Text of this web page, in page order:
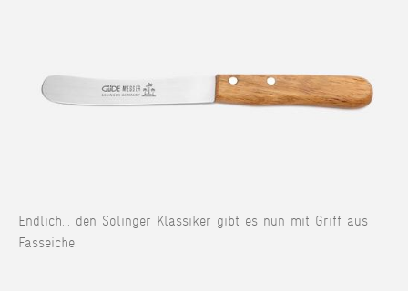
Endlich... den Solinger Klassiker gibt es nun mit Griff aus
Fasseiche.